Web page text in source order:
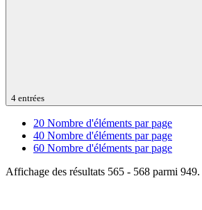
4 entrées
20 Nombre d'éléments par page
40 Nombre d'éléments par page
60 Nombre d'éléments par page
Affichage des résultats 565 - 568 parmi 949.